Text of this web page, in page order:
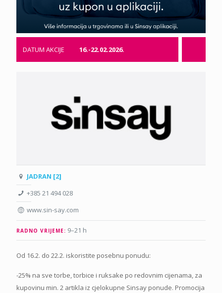
DATUM AKCIJE 16.-22.02.2026.
JADRAN [2]
+385 21 494 028
www.sin-say.com
RADNO VRIJEME: 9–21 h
Od 16.2. do 22.2. iskoristite posebnu ponudu:
-25% na sve torbe, torbice i ruksake po redovnim cijenama, za
kupovinu min. 2 artikla iz cjelokupne Sinsay ponude. Promocija